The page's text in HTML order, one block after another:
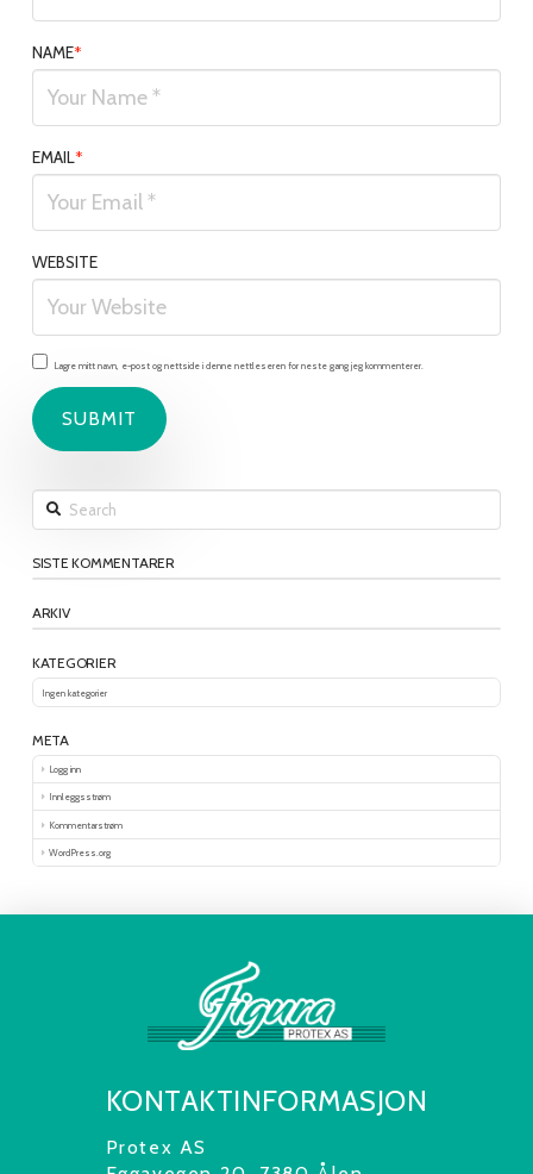
NAME*
EMAIL*
WEBSITE
Lagre mitt navn, e-post og nettside i denne nettleseren for neste gang jeg kommenterer.
Search
SISTE KOMMENTARER
ARKIV
KATEGORIER
Ingen kategorier
META
Logg inn
Innleggsstrøm
Kommentarstrøm
WordPress.org
KONTAKTINFORMASJON
Protex AS